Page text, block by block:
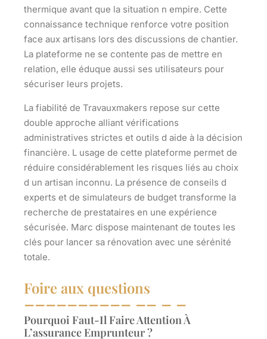
thermique avant que la situation n empire. Cette
connaissance technique renforce votre position
face aux artisans lors des discussions de chantier.
La plateforme ne se contente pas de mettre en
relation, elle éduque aussi ses utilisateurs pour
sécuriser leurs projets.
La fiabilité de Travauxmakers repose sur cette
double approche alliant vérifications
administratives strictes et outils d aide à la décision
financière. L usage de cette plateforme permet de
réduire considérablement les risques liés au choix
d un artisan inconnu. La présence de conseils d
experts et de simulateurs de budget transforme la
recherche de prestataires en une expérience
sécurisée. Marc dispose maintenant de toutes les
clés pour lancer sa rénovation avec une sérénité
totale.
Foire aux questions
Pourquoi Faut-Il Faire Attention À
L’assurance Emprunteur ?